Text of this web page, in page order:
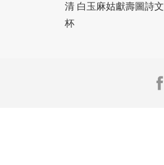
清 白玉麻姑獻壽圖詩文
杯